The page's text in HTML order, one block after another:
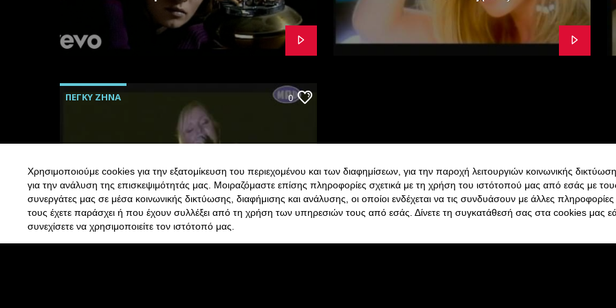
ΠΕΓΚΥ ΖΗΝΑ 0
ΜΑΤΩΝΩ – ΠΕΓΚΥ
ΖΗΝΑ
Χρησιμοποιούμε cookies για την εξατομίκευση του περιεχομένου και των διαφημίσεων, για την παροχή λειτουργιών κοινωνικής
για την ανάλυση της επισκεψιμότητάς μας. Μοιραζόμαστε επίσης πληροφορίες σχετικά με τη χρήση του ιστότοπού μας από εσάς με
συνεργάτες μας σε μέσα κοινωνικής δικτύωσης, διαφήμισης και ανάλυσης, οι οποίοι ενδέχεται να τις συνδυάσουν με άλλες
τους έχετε παράσχει ή που έχουν συλλέξει από τη χρήση των υπηρεσιών τους από εσάς. Δίνετε τη συγκατάθεσή σας στα cookies μας
συνεχίσετε να χρησιμοποιείτε τον ιστότοπό μας.